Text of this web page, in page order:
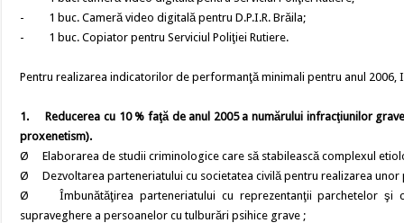
- 1 buc. Cameră video digitală pentru D.P.I.R. Brăila;
- 1 buc. Copiator pentru Serviciul Poliţiei Rutiere.
Pentru realizarea indicatorilor de performanţă minimali pentru anul
1. Reducerea cu 10 % faţă de anul 2005 a numărului infracţiunilor
proxenetism).
Ø Elaborarea de studii criminologice care să stabilească complexul
Ø Dezvoltarea parteneriatului cu societatea civilă pentru realizarea
Ø Îmbunătăţirea parteneriatului cu reprezentanţii parchetelor şi
supraveghere a persoanelor cu tulburări psihice grave ;